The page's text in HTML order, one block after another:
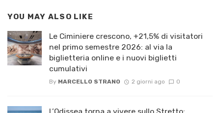
YOU MAY ALSO LIKE
Le Ciminiere crescono, +21,5% di visitatori
nel primo semestre 2026: al via la
biglietteria online e i nuovi biglietti
cumulativi
By MARCELLO STRANO 2 giorni ago 0